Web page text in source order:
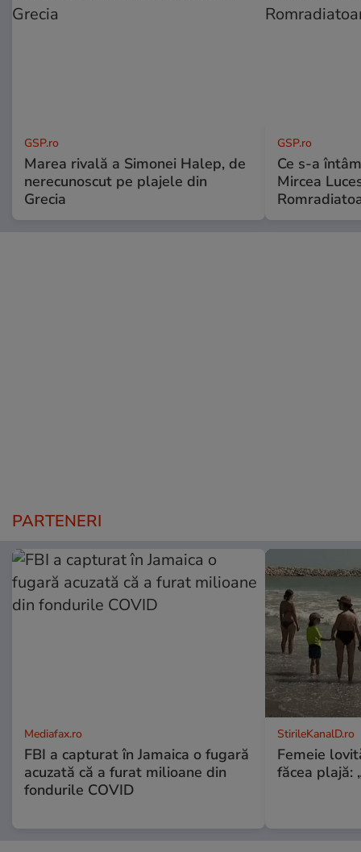
GSP.ro
Marea rivală a Simonei Halep, de
nerecunoscut pe plajele din
Grecia
GSP.ro
Ce s-a
Mircea
PARTENERI
Mediafax.ro
FBI a capturat în Jamaica o fugară
acuzată că a furat milioane din
fondurile COVID
StirileKanalD.ro
Femeie
făcea plajă: